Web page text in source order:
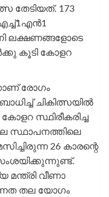
തേടിയത്. 173
ലക്ഷണങ്ങളോടെ
കൂടി കോളറ
രോ​ഗം
ചികിത്സയിൽ
സ്ഥിരീകരിച്ച
സ്ഥാപനത്തിലെ
26 കാരന്റെ
വീണാ
തല യോഗം